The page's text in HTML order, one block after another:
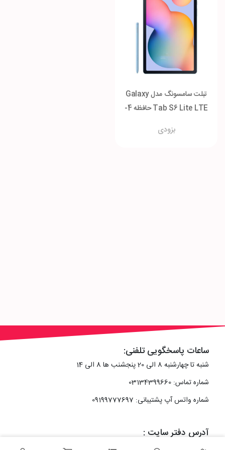
تبلت سامسونگ مدل Galaxy
Tab S6 Lite LTE حافظه 4-
بزودی
ساعات پاسخگویی تلفنی:
شنبه تا چهارشنبه 8 الی 20 پنجشنب ها 8 الی 14
شماره تماس: 03134399660
شماره واتس آپ پشتیبانی: 09199777697
آدرس دفتر سایت :
اصفهان، خیابان رزمندگان، کوچه شماره سه فرعی 2 پلاک 10